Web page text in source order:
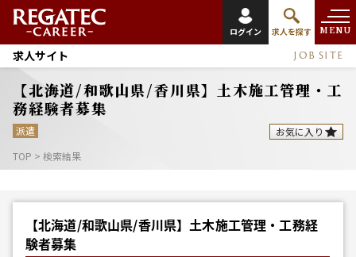
ログイン 求人を探す MENU
求人サイト JOB SITE
【北海道/和歌山県/香川県】土木施工管理・工
務経験者募集
派遣
お気に入り
TOP > 検索結果
【北海道/和歌山県/香川県】土木施工管理・工務経
験者募集